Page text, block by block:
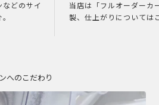
どのサイ
当店は「フルオーダーカ
製、仕上がりについては
へのこだわり